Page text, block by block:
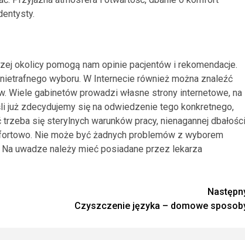
okolicy pomogą nam opinie pacjentów i rekomendacje.
wyboru. W Internecie również można znaleźć
Wiele gabinetów prowadzi własne strony internetowe, na
zdecydujemy się na odwiedzenie tego konkretnego,
się sterylnych warunków pracy, nienagannej dbałości
Nie może być żadnych problemów z wyborem
uwadze należy mieć posiadane przez lekarza
Czyszczenie języka – domowe